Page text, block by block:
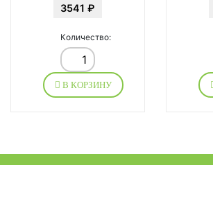
3541 ₽
Количество:
В КОРЗИНУ